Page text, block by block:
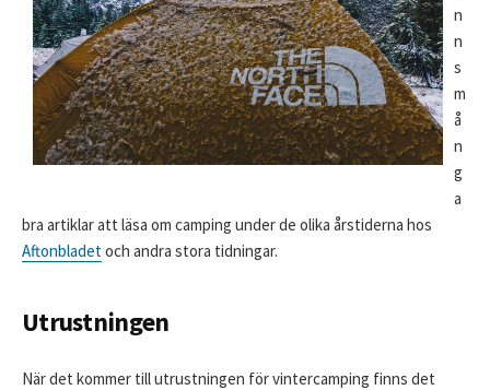
n
n
s
m
å
n
g
a
bra artiklar att läsa om camping under de olika årstiderna hos
Aftonbladetoch andra stora tidningar.
Utrustningen
När det kommer till utrustningen för vintercamping finns det